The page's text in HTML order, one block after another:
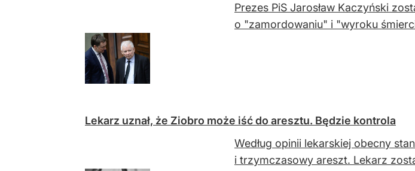
Prezes PiS Jarosław Kaczyński
o "zamordowaniu" i "wyroku
Lekarz uznał, że Ziobro może iść do aresztu. Będzie kontrola
Według opinii lekarskiej obecny
i trzymczasowy areszt. Lekarz